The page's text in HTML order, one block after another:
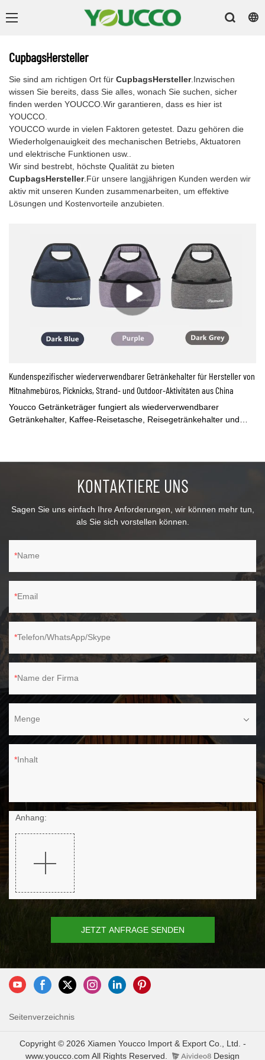
CupbagsHersteller
Sie sind am richtigen Ort für CupbagsHersteller.Inzwischen
wissen Sie bereits, dass Sie alles, wonach Sie suchen, sicher
finden werden YOUCCO.Wir garantieren, dass es hier ist
YOUCCO.
YOUCCO wurde in vielen Faktoren getestet. Dazu gehören die
Wiederholgenauigkeit des mechanischen Betriebs, Aktuatoren
und elektrische Funktionen usw..
Wir sind bestrebt, höchste Qualität zu bieten
CupbagsHersteller.Für unsere langjährigen Kunden werden wir
aktiv mit unseren Kunden zusammenarbeiten, um effektive
Lösungen und Kostenvorteile anzubieten.
Kundenspezifischer wiederverwendbarer Getränkehalter für Hersteller von
Mitnahmebüros, Picknicks, Strand- und Outdoor-Aktivitäten aus China
Youcco Getränketräger fungiert als wiederverwendbarer
Getränkehalter, Kaffee-Reisetasche, Reisegetränkehalter und
für weitere Informationen.KONTAKTIERE UNS
Sagen Sie uns einfach Ihre Anforderungen, wir können mehr tun,
als Sie sich vorstellen können.
Name
Email
Telefon/WhatsApp/Skype
Name der Firma
Menge
Inhalt
Anhang:
JETZT ANFRAGE SENDEN
Seitenverzeichnis
Copyright © 2026 Xiamen Youcco Import & Export Co., Ltd. -
www.youcco.com All Rights Reserved.
Design